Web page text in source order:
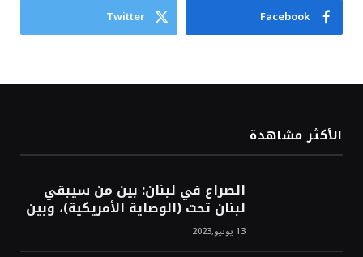
Facebook
Twitter
الأكثر مشاهدة
الصراع في لبنان: بين من سيبقي
لبنان تحت (الوصاية الأمريكية)، وبين
من سيخرج لبنان من النفق الغربي!
محمد محسن13 يونيو,2023